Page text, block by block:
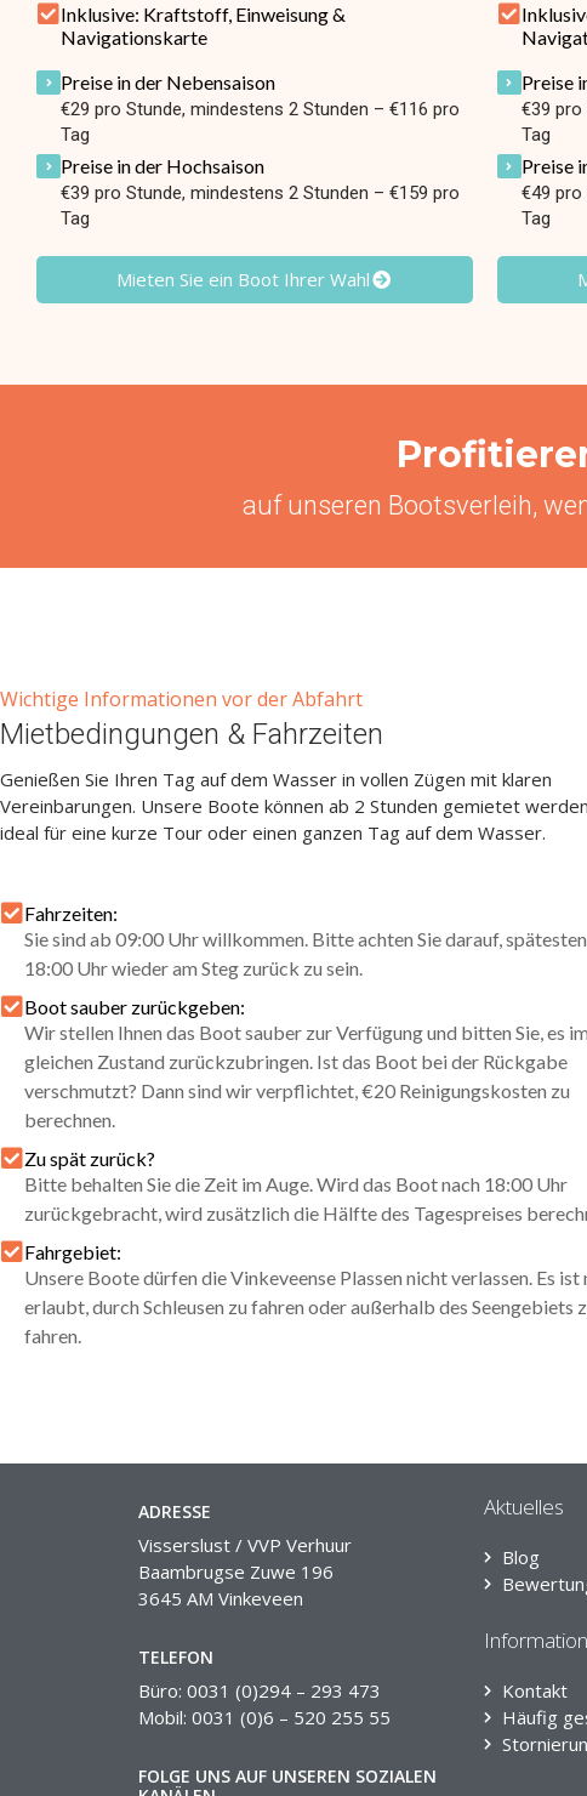
Inklusive: Kraftstoff, Einweisung &
Navigationskarte
Preise in der Nebensaison
€29 pro Stunde, mindestens 2 Stunden – €116 pro
Tag
Preise in der Hochsaison
€39 pro Stunde, mindestens 2 Stunden – €159 pro
Tag
Mieten Sie ein Boot Ihrer Wahl
Preise
€39 pro
Tag
Preise
€49 pro
Tag
auf unseren Bootsverleih,
Wichtige Informationen vor der Abfahrt
Mietbedingungen & Fahrzeiten
Genießen Sie Ihren Tag auf dem Wasser in vollen Zügen mit klaren
Vereinbarungen. Unsere Boote können ab 2 Stunden gemietet
ideal für eine kurze Tour oder einen ganzen Tag auf dem Wasser.
Fahrzeiten:
Sie sind ab 09:00 Uhr willkommen. Bitte achten Sie darauf,
18:00 Uhr wieder am Steg zurück zu sein.
Boot sauber zurückgeben:
Wir stellen Ihnen das Boot sauber zur Verfügung und bitten Sie, es im
gleichen Zustand zurückzubringen. Ist das Boot bei der Rückgabe
verschmutzt? Dann sind wir verpflichtet, €20 Reinigungskosten zu
berechnen.
Zu spät zurück?
Bitte behalten Sie die Zeit im Auge. Wird das Boot nach 18:00 Uhr
zurückgebracht, wird zusätzlich die Hälfte des Tagespreises
Fahrgebiet:
Unsere Boote dürfen die Vinkeveense Plassen nicht verlassen. Es ist
erlaubt, durch Schleusen zu fahren oder außerhalb des Seengebiets
fahren.
ADRESSE
Visserslust / VVP Verhuur
Baambrugse Zuwe 196
3645 AM Vinkeveen
TELEFON
Büro: 0031 (0)294 – 293 473
Mobil: 0031 (0)6 – 520 255 55
FOLGE UNS AUF UNSEREN SOZIALEN
Aktuelles
Blog
Kontakt
Häufig